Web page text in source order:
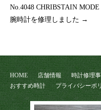
No.4048 CHRIBSTAIN
腕時計を修理しました →
HOME 店舗情報 時計修理
おすすめ時計
プライバシーポ